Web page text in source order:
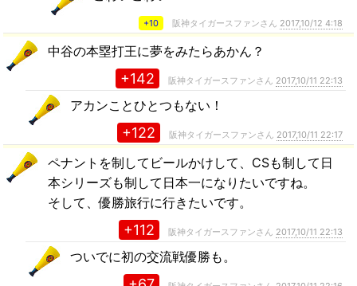
+10 阪神タイガースファンさん 2017,10/12 4:18
中谷の本塁打王に夢をみたらあかん？
+142 阪神タイガースファンさん 2017,10/11 22:13
アカンことひとつもない！
+122 阪神タイガースファンさん 2017,10/11 22:17
ペナントを制してビールかけして、CSも制して日
本シリーズも制して日本一になりたいですね。
そして、優勝旅行に行きたいです。
+112 阪神タイガースファンさん 2017,10/11 22:13
ついでに初の交流戦優勝も。